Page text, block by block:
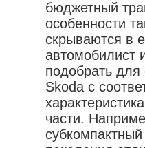
бюджетный
особенности
скрываются в
автомобилист
подобрать
Skoda с
части.